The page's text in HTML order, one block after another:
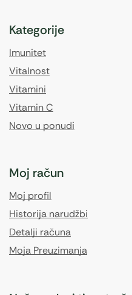
Kategorije
Imunitet
Vitalnost
Vitamini
Vitamin C
Novo u ponudi
Moj račun
Moj profil
Historija narudžbi
Detalji računa
Moja Preuzimanja